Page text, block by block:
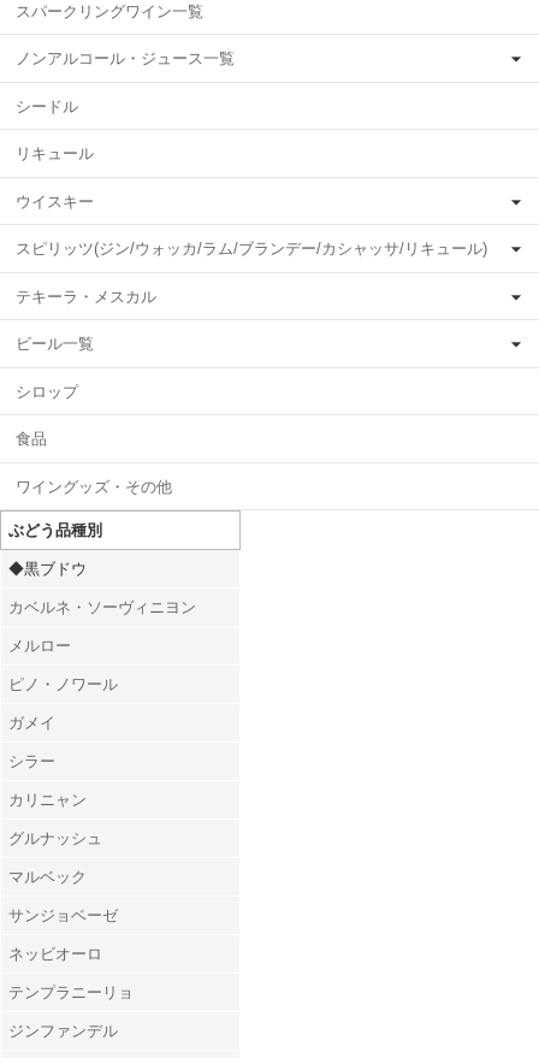
スパークリングワイン一覧
ノンアルコール・ジュース一覧
シードル
リキュール
ウイスキー
スピリッツ(ジン/ウォッカ/ラム/ブランデー/カシャッサ/リキュール)
テキーラ・メスカル
ビール一覧
シロップ
食品
ワイングッズ・その他
ぶどう品種別
◆黒ブドウ
カベルネ・ソーヴィニヨン
メルロー
ピノ・ノワール
ガメイ
シラー
カリニャン
グルナッシュ
マルベック
サンジョベーゼ
ネッビオーロ
テンプラニーリョ
ジンファンデル